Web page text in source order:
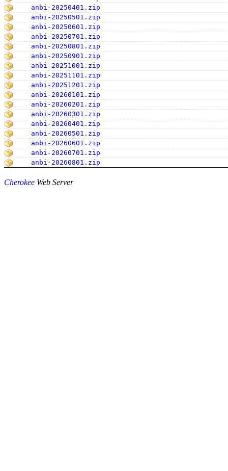
anbi-20250401.zip
anbi-20250501.zip
anbi-20250601.zip
anbi-20250701.zip
anbi-20250801.zip
anbi-20250901.zip
anbi-20251001.zip
anbi-20251101.zip
anbi-20251201.zip
anbi-20260101.zip
anbi-20260201.zip
anbi-20260301.zip
anbi-20260401.zip
anbi-20260501.zip
anbi-20260601.zip
anbi-20260701.zip
anbi-20260801.zip
Cherokee Web Server